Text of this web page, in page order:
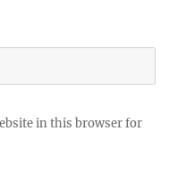
in this browser for